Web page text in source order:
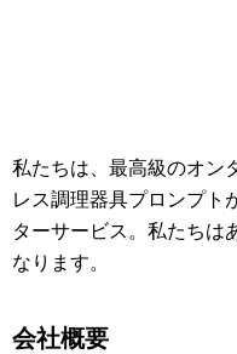
私たちは、最高級のオン
レス調理器具プロンプト
ターサービス。私たちは
なります。
会社概要